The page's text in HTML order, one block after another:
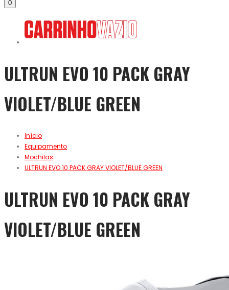
0
ULTRUN EVO 10 PACK GRAY
VIOLET/BLUE GREEN
Início
Equipamento
Mochilas
ULTRUN EVO 10 PACK GRAY VIOLET/BLUE GREEN
ULTRUN EVO 10 PACK GRAY
VIOLET/BLUE GREEN